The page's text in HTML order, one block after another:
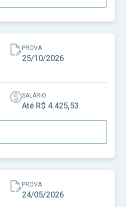
PROVA
25/10/2026
SALÁRIO
Até R$ 4.425,53
PROVA
24/05/2026